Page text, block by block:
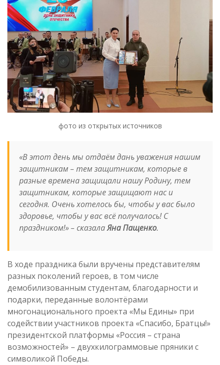
фото из открытых источников
«В этот день мы отдаём дань уважения нашим
защитникам – тем защитникам, которые в
разные времена защищали нашу Родину, тем
защитникам, которые защищают нас и
сегодня. Очень хотелось бы, чтобы у вас было
здоровье, чтобы у вас всё получалось! С
праздником!»– сказалаЯна Пащенко.
В ходе праздника были вручены представителям
разных поколений героев, в том числе
демобилизованным студентам, благодарности и
подарки, переданные волонтёрами
многонационального проекта «Мы Едины» при
содействии участников проекта «Спасибо, Братцы!»
президентской платформы «Россия – страна
возможностей» – двухкилограммовые пряники с
символикой Победы.